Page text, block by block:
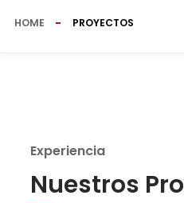
HOME PROYECTOS
Experiencia
Nuestros